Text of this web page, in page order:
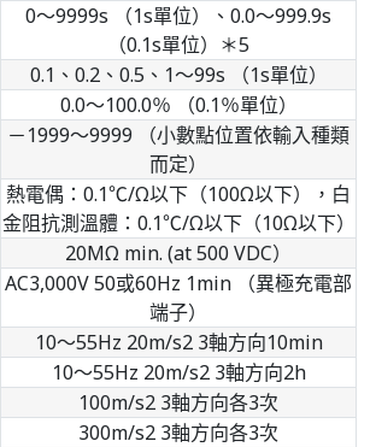
0～9999s （1s單位）、0.0～999.9s
（0.1s單位）＊5
0.1、0.2、0.5、1～99s （1s單位）
0.0～100.0％ （0.1％單位）
－1999～9999 （小數點位置依輸入種類
而定）
熱電偶：0.1℃/Ω以下（100Ω以下），白
金阻抗測溫體：0.1℃/Ω以下（10Ω以下）
20MΩ min. (at 500 VDC）
AC3,000V 50或60Hz 1min （異極充電部
端子）
10～55Hz 20m/s2 3軸方向10min
10～55Hz 20m/s2 3軸方向2h
100m/s2 3軸方向各3次
300m/s2 3軸方向各3次